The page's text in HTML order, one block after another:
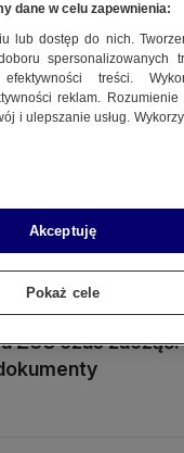
propozycje dla
lutego
21 mln e-PIT-ów
ZUS czas zacząć.
dane w celu zapewnienia:
lub dostęp do nich.
spersonalizowanych
efektywności treści.
reklam.
i ulepszanie usług.
Akceptuję
Pokaż cele